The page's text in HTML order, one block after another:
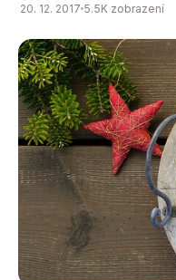
20. 12. 2017 5.5K zobrazení